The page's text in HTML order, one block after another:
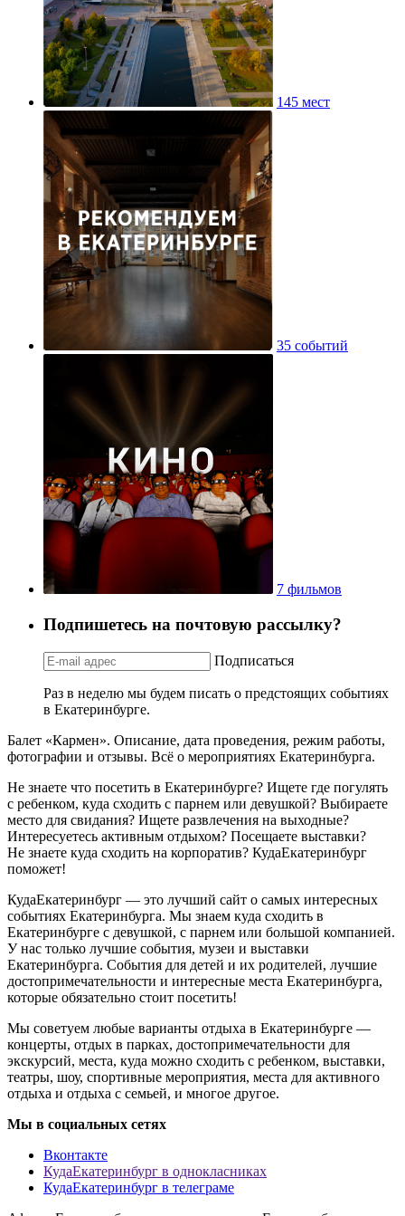
145 мест
35 событий
7 фильмов
Подпишетесь на почтовую рассылку?
Подписаться
Раз в неделю мы будем писать о предстоящих событиях
в Екатеринбурге.
Балет «Кармен». Описание, дата проведения, режим работы,
фотографии и отзывы. Всё о мероприятиях Екатеринбурга.
Не знаете что посетить в Екатеринбурге? Ищете где погулять
с ребенком, куда сходить с парнем или девушкой? Выбираете
место для свидания? Ищете развлечения на выходные?
Интересуетесь активным отдыхом? Посещаете выставки?
Не знаете куда сходить на корпоратив? КудаЕкатеринбург
поможет!
КудаЕкатеринбург — это лучший сайт о самых интересных
событиях Екатеринбурга. Мы знаем куда сходить в
Екатеринбурге с девушкой, с парнем или большой компанией.
У нас только лучшие события, музеи и выставки
Екатеринбурга. События для детей и их родителей, лучшие
достопримечательности и интересные места Екатеринбурга,
которые обязательно стоит посетить!
Мы советуем любые варианты отдыха в Екатеринбурге —
концерты, отдых в парках, достопримечательности для
экскурсий, места, куда можно сходить с ребенком, выставки,
театры, шоу, спортивные мероприятия, места для активного
отдыха и отдыха с семьей, и многое другое.
Мы в социальных сетях
Вконтакте
КудаЕкатеринбург в однокласниках
КудаЕкатеринбург в телеграме